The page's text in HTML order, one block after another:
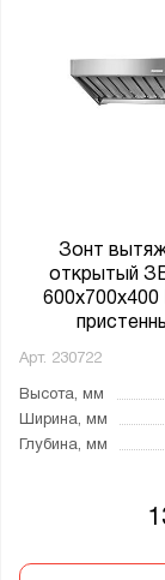
Зонт
открытый
600x700x400
Арт. 230722
Высота, мм
Ширина, мм
Глубина, мм
Ширина, мм:
от
Материал
Мекон
Серия: